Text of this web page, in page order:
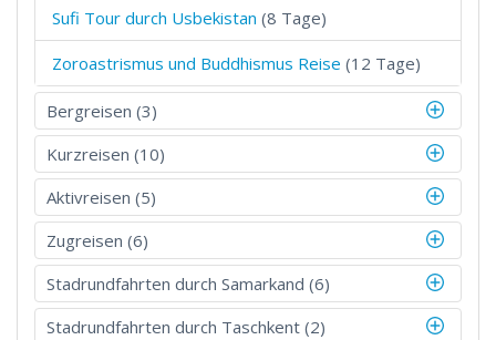
Sufi Tour durch Usbekistan (8 Tage)
Zoroastrismus und Buddhismus Reise (12 Tage)
Bergreisen (3)
Kurzreisen (10)
Aktivreisen (5)
Zugreisen (6)
Stadrundfahrten durch Samarkand (6)
Stadrundfahrten durch Taschkent (2)